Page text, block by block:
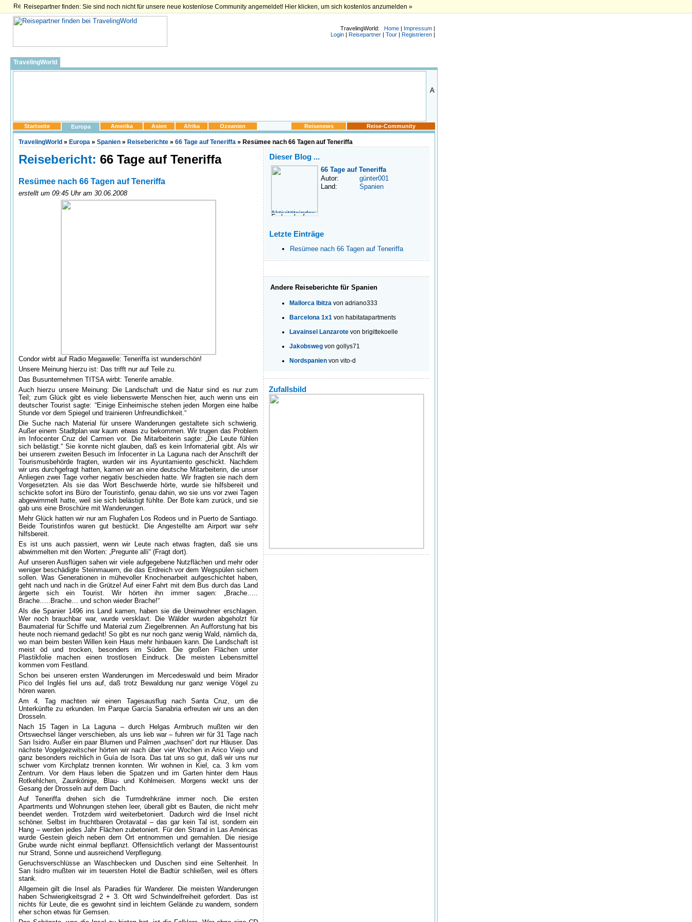
Reisepartner finden: Sie sind noch nicht für unsere neue kostenlose Community angemeldet! Hier klicken, um sich kostenlos anzumelden »
TravelingWorld: Home | Impressum |
Login | Reisepartner | Tour | Registrieren |
TravelingWorld
Startseite Europa Amerika Asien Afrika Ozeanien Reisenews Reise-Community
TravelingWorld » Europa » Spanien » Reiseberichte » 66 Tage auf Teneriffa » Resümee nach 66 Tagen auf Teneriffa
Reisebericht: 66 Tage auf Teneriffa
Resümee nach 66 Tagen auf Teneriffa
erstellt um 09:45 Uhr am 30.06.2008
Condor wirbt auf Radio Megawelle: Teneriffa ist wunderschön!
Unsere Meinung hierzu ist: Das trifft nur auf Teile zu.
Das Busunternehmen TITSA wirbt: Tenerife amable.
Auch hierzu unsere Meinung: Die Landschaft und die Natur sind es nur zum
Teil; zum Glück gibt es viele liebenswerte Menschen hier, auch wenn uns ein
deutscher Tourist sagte: “Einige Einheimische stehen jeden Morgen eine halbe
Stunde vor dem Spiegel und trainieren Unfreundlichkeit.“
Die Suche nach Material für unsere Wanderungen gestaltete sich schwierig.
Außer einem Stadtplan war kaum etwas zu bekommen. Wir trugen das Problem
im Infocenter Cruz del Carmen vor. Die Mitarbeiterin sagte: „Die Leute fühlen
sich belästigt.“ Sie konnte nicht glauben, daß es kein Infomaterial gibt. Als wir
bei unserem zweiten Besuch im Infocenter in La Laguna nach der Anschrift der
Tourismusbehörde fragten, wurden wir ins Ayuntamiento geschickt. Nachdem
wir uns durchgefragt hatten, kamen wir an eine deutsche Mitarbeiterin, die unser
Anliegen zwei Tage vorher negativ beschieden hatte. Wir fragten sie nach dem
Vorgesetzten. Als sie das Wort Beschwerde hörte, wurde sie hilfsbereit und
schickte sofort ins Büro der Touristinfo, genau dahin, wo sie uns vor zwei Tagen
abgewimmelt hatte, weil sie sich belästigt fühlte. Der Bote kam zurück, und sie
gab uns eine Broschüre mit Wanderungen.
Mehr Glück hatten wir nur am Flughafen Los Rodeos und in Puerto de Santiago.
Beide Touristinfos waren gut bestückt. Die Angestellte am Airport war sehr
hilfsbereit.
Es ist uns auch passiert, wenn wir Leute nach etwas fragten, daß sie uns
abwimmelten mit den Worten: „Pregunte allí“ (Fragt dort).
Auf unseren Ausflügen sahen wir viele aufgegebene Nutzflächen und mehr oder
weniger beschädigte Steinmauern, die das Erdreich vor dem Wegspülen sichern
sollen. Was Generationen in mühevoller Knochenarbeit aufgeschichtet haben,
geht nach und nach in die Grütze! Auf einer Fahrt mit dem Bus durch das Land
ärgerte sich ein Tourist. Wir hörten ihn immer sagen: „Brache…..
Brache…..Brache… und schon wieder Brache!“
Als die Spanier 1496 ins Land kamen, haben sie die Ureinwohner erschlagen.
Wer noch brauchbar war, wurde versklavt. Die Wälder wurden abgeholzt für
Baumaterial für Schiffe und Material zum Ziegelbrennen. An Aufforstung hat bis
heute noch niemand gedacht! So gibt es nur noch ganz wenig Wald, nämlich da,
wo man beim besten Willen kein Haus mehr hinbauen kann. Die Landschaft ist
meist öd und trocken, besonders im Süden. Die großen Flächen unter
Plastikfolie machen einen trostlosen Eindruck. Die meisten Lebensmittel
kommen vom Festland.
Schon bei unseren ersten Wanderungen im Mercedeswald und beim Mirador
Pico del Inglés fiel uns auf, daß trotz Bewaldung nur ganz wenige Vögel zu
hören waren.
Am 4. Tag machten wir einen Tagesausflug nach Santa Cruz, um die
Unterkünfte zu erkunden. Im Parque García Sanabria erfreuten wir uns an den
Drosseln.
Nach 15 Tagen in La Laguna – durch Helgas Armbruch mußten wir den
Ortswechsel länger verschieben, als uns lieb war – fuhren wir für 31 Tage nach
San Isidro. Außer ein paar Blumen und Palmen „wachsen“ dort nur Häuser. Das
nächste Vogelgezwitscher hörten wir nach über vier Wochen in Arico Viejo und
ganz besonders reichlich in Guía de Isora. Das tat uns so gut, daß wir uns nur
schwer vom Kirchplatz trennen konnten. Wir wohnen in Kiel, ca. 3 km vom
Zentrum. Vor dem Haus leben die Spatzen und im Garten hinter dem Haus
Rotkehlchen, Zaunkönige, Blau- und Kohlmeisen. Morgens weckt uns der
Gesang der Drosseln auf dem Dach.
Auf Teneriffa drehen sich die Turmdrehkräne immer noch. Die ersten
Apartments und Wohnungen stehen leer, überall gibt es Bauten, die nicht mehr
beendet werden. Trotzdem wird weiterbetoniert. Dadurch wird die Insel nicht
schöner. Selbst im fruchtbaren Orotavatal – das gar kein Tal ist, sondern ein
Hang – werden jedes Jahr Flächen zubetoniert. Für den Strand in Las Américas
wurde Gestein gleich neben dem Ort entnommen und gemahlen. Die riesige
Grube wurde nicht einmal bepflanzt. Offensichtlich verlangt der Massentourist
nur Strand, Sonne und ausreichend Verpflegung.
Geruchsverschlüsse an Waschbecken und Duschen sind eine Seltenheit. In
San Isidro mußten wir im teuersten Hotel die Badtür schließen, weil es öfters
stank.
Allgemein gilt die Insel als Paradies für Wanderer. Die meisten Wanderungen
haben Schwierigkeitsgrad 2 + 3. Oft wird Schwindelfreiheit gefordert. Das ist
nichts für Leute, die es gewohnt sind in leichtem Gelände zu wandern, sondern
eher schon etwas für Gemsen.
Dieser Blog ...
66 Tage auf Teneriffa
Autor:
günter001
Land:
Spanien
Letzte Einträge
Resümee nach 66 Tagen auf Teneriffa
Andere Reiseberichte für Spanien
Mallorca Ibitza von adriano333
Barcelona 1x1 von habitatapartments
Lavainsel Lanzarote von brigittekoelle
Jakobsweg von gollys71
Nordspanien von vito-d
Zufallsbild